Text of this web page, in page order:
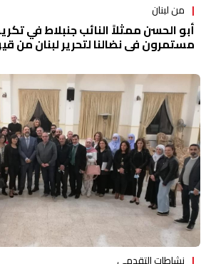
من لبنان
أبو الحسن ممثلاً النائب جنبلاط في
مستمرون في نضالنا لتحرير لبنان من